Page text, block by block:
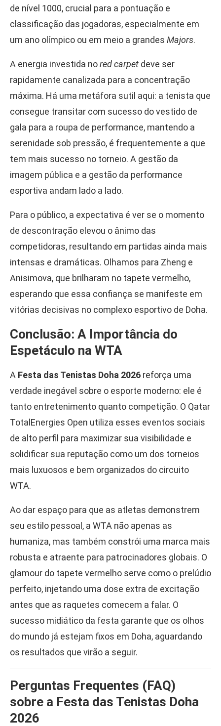
de nível 1000, crucial para a pontuação e
classificação das jogadoras, especialmente em
um ano olímpico ou em meio a grandes Majors.
A energia investida nored carpet deve ser
rapidamente canalizada para a concentração
máxima. Há uma metáfora sutil aqui: a tenista que
consegue transitar com sucesso do vestido de
gala para a roupa de performance, mantendo a
serenidade sob pressão, é frequentemente a que
tem mais sucesso no torneio. A gestão da
imagem pública e a gestão da performance
esportiva andam lado a lado.
Para o público, a expectativa é ver se o momento
de descontração elevou o ânimo das
competidoras, resultando em partidas ainda mais
intensas e dramáticas. Olhamos para Zheng e
Anisimova, que brilharam no tapete vermelho,
esperando que essa confiança se manifeste em
vitórias decisivas no complexo esportivo de Doha.
Conclusão: A Importância do
Espetáculo na WTA
A Festa das Tenistas Doha 2026 reforça uma
verdade inegável sobre o esporte moderno: ele é
tanto entretenimento quanto competição. O Qatar
TotalEnergies Open utiliza esses eventos sociais
de alto perfil para maximizar sua visibilidade e
solidificar sua reputação como um dos torneios
mais luxuosos e bem organizados do circuito
WTA.
Ao dar espaço para que as atletas demonstrem
seu estilo pessoal, a WTA não apenas as
humaniza, mas também constrói uma marca mais
robusta e atraente para patrocinadores globais. O
glamour do tapete vermelho serve como o prelúdio
perfeito, injetando uma dose extra de excitação
antes que as raquetes comecem a falar. O
sucesso midiático da festa garante que os olhos
do mundo já estejam fixos em Doha, aguardando
os resultados que virão a seguir.
Perguntas Frequentes (FAQ)
sobre a Festa das Tenistas Doha
2026